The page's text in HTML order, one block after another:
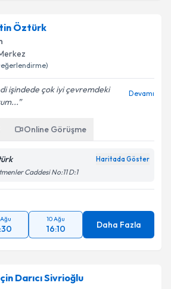
Öztürk
işindede çok iyi çevremdeki
Devamı
Online Görüşme
Haritada Göster
Caddesi No:11 D:1
10 Ağu
16:10 Daha Fazla
Darıcı Sivrioğlu